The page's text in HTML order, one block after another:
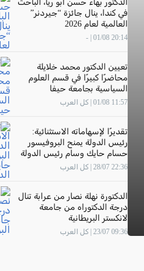
في كندا، ينال جائزة “جيردنر”
العالمية لعام 2026
20:14 01/08 | -
تعيين الدكتور محمد خلايلة
محاضرًا كبيرًا في قسم العلوم
السياسية بجامعة حيفا
11:57 01/08 | كل العرب
تقديرًا لإسهاماته الاستثنائية:
رئيس الدولة يمنح البروفيسور
حسام حايك وسام رئيس الدولة
22:36 28/07 | كل العرب
الدكتورة نهلة نصار من عرابة تنال
درجة الدكتوراه من جامعة
لانكستر البريطانية
09:36 23/07 | كل العرب